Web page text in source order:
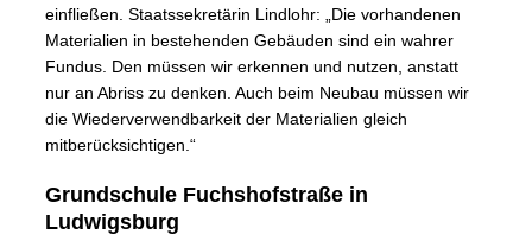
einfließen. Staatssekretärin Lindlohr: „Die vorhandenen
Materialien in bestehenden Gebäuden sind ein wahrer
Fundus. Den müssen wir erkennen und nutzen, anstatt
nur an Abriss zu denken. Auch beim Neubau müssen wir
die Wiederverwendbarkeit der Materialien gleich
mitberücksichtigen.“
Grundschule Fuchshofstraße in
Ludwigsburg